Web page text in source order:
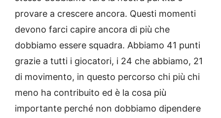
provare a crescere ancora. Questi momenti
devono farci capire ancora di più che
dobbiamo essere squadra. Abbiamo 41 punti
grazie a tutti i giocatori, i 24 che abbiamo, 21
di movimento, in questo percorso chi più chi
meno ha contribuito ed è la cosa più
importante perché non dobbiamo dipendere